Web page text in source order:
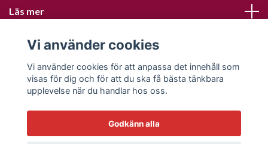
Läs mer
Sociala medier
Vi använder cookies
Vi använder cookies för att anpassa det innehåll som
visas för dig och för att du ska få bästa tänkbara
upplevelse när du handlar hos oss.
Godkänn alla